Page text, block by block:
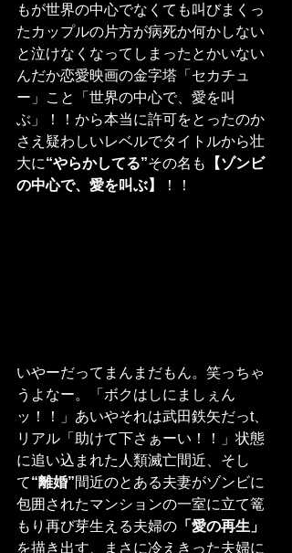
もが世界の中心でなくても叫びまくっ
たカップルの片方が病死か何かしない
と泣けなくなってしまったとかいない
んだか恋愛映画の金字塔「セカチュ
ー」こと「世界の中心で、愛を叫
ぶ」！！から本当に許可をとったのか
さえ疑わしいレベルでタイトルから壮
大に“やらかしてる”その名も
【ゾンビ
の中心で、愛を叫ぶ】
！！
いやーだってまんまだもん。笑っちゃ
うよなー。「ボクはしにましぇん
ッ！！」あいやそれは武田鉄矢だっt、
リアル「助けて下さぁーい！！」状態
に追い込まれた人類滅亡間近、そし
て“離婚”間近のとある夫妻がゾンビに
包囲されたマンションの一室に立て篭
もり再び芽生える夫婦の 「愛の再生」
を描き出す、まさに冷えきった夫婦に